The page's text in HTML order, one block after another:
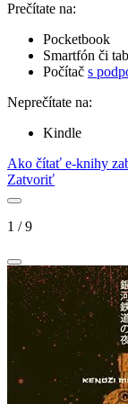
Prečítate na:
Pocketbook
Smartfón či
Počítač s
Neprečítate na:
Kindle
Ako čítať e-knihy
Zatvoriť
1 /9